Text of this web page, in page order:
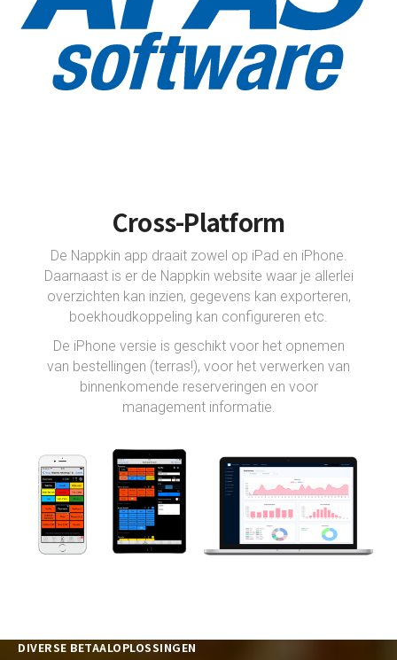
Cross-Platform
De Nappkin app draait zowel op iPad en iPhone.
Daarnaast is er de Nappkin website waar je allerlei
overzichten kan inzien, gegevens kan exporteren,
boekhoudkoppeling kan configureren etc.
De iPhone versie is geschikt voor het opnemen
van bestellingen (terras!), voor het verwerken van
binnenkomende reserveringen en voor
management informatie.
DIVERSE BETAALOPLOSSINGEN